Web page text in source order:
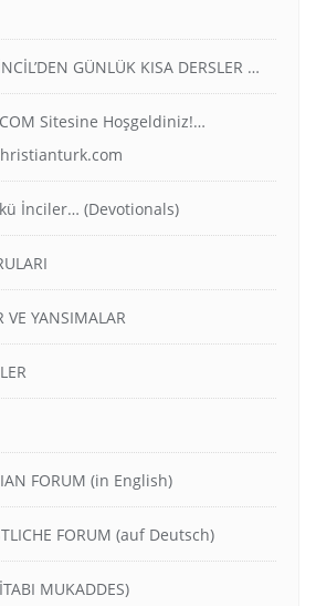
GÜNLÜK KISA DERSLER …
Sitesine Hoşgeldiniz!…
İnciler… (Devotionals)
VE YANSIMALAR
FORUM (in English)
FORUM (auf Deutsch)
MUKADDES)